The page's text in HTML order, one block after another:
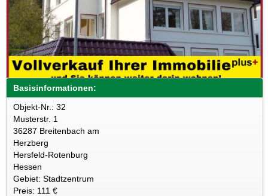
Basisinformationen:
Objekt-Nr.: 32
Musterstr. 1
36287 Breitenbach am
Herzberg
Hersfeld-Rotenburg
Hessen
Gebiet: Stadtzentrum
Preis: 111 €